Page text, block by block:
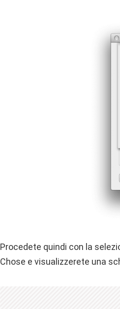
Procedete quindi con la
Chose e visualizzerete una